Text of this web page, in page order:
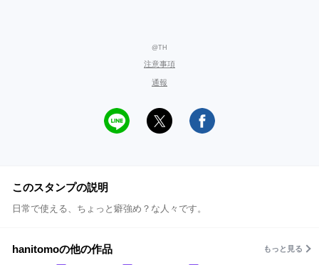
@TH
注意事項
通報
このスタンプの説明
日常で使える、ちょっと癖強め？な人々です。
hanitomoの他の作品 もっと見る